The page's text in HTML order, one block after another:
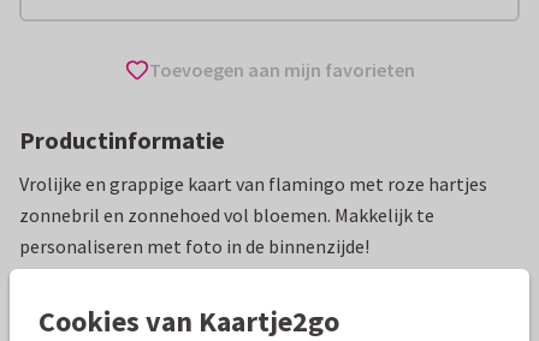
Toevoegen aan mijn favorieten
Productinformatie
Vrolijke en grappige kaart van flamingo met roze hartjes
zonnebril en zonnehoed vol bloemen. Makkelijk te
personaliseren met foto in de binnenzijde!
Cookies van Kaartje2go